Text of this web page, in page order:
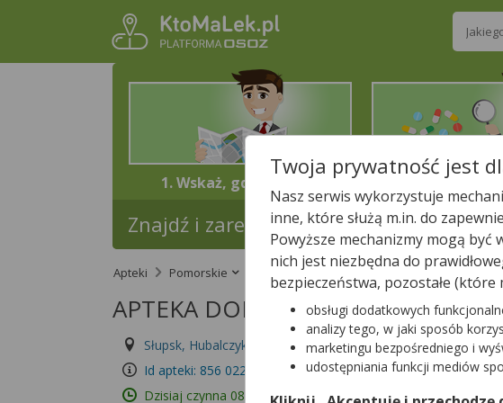
Wpisz
1. Wskaż, gdzie jesteś 2. Znajdź
Znajdź i zarezerwuj lek w najbliższej
Apteki Pomorskie APTEKA DOM LEKÓW
APTEKA DOM LEKÓW
Słupsk, Hubalczyków 1 Wyświetl numer
Id apteki: 856 022
Dzisiaj czynna 08:00 – 20:00
−
Twoja prywatność jest
Nasz serwis wykorzystuje
inne, które służą m.in. do
Powyższe mechanizmy mogą być
nich jest niezbędna do
bezpieczeństwa, pozostałe
obsługi dodatkowych
analizy tego, w jaki sposób
marketingu bezpośredniego i
udostępniania funkcji mediów